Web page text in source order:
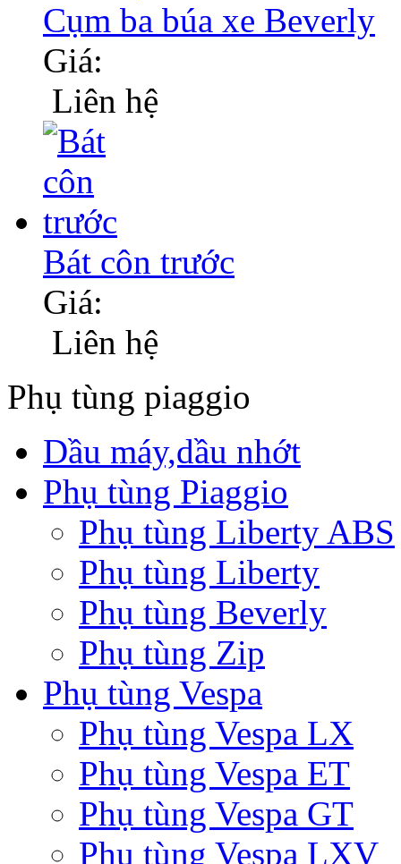
Cụm ba búa xe Beverly
Giá:
Liên hệ
Bát côn trước
Giá:
Liên hệ
Phụ tùng piaggio
Dầu máy,dầu nhớt
Phụ tùng Piaggio
Phụ tùng Liberty ABS
Phụ tùng Liberty
Phụ tùng Beverly
Phụ tùng Zip
Phụ tùng Vespa
Phụ tùng Vespa LX
Phụ tùng Vespa ET
Phụ tùng Vespa GT
Phụ tùng Vespa LXV